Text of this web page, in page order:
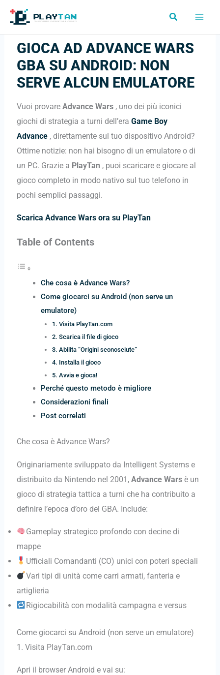
contenuto
Cerca
GIOCA AD ADVANCE WARS
GBA SU ANDROID: NON
SERVE ALCUN EMULATORE
Vuoi provare Advance Wars, uno dei più iconici
giochi di strategia a turni dell’era Game Boy
Advance, direttamente sul tuo dispositivo Android?
Ottime notizie: non hai bisogno di un emulatore o di
un PC. Grazie a PlayTan , puoi scaricare e giocare al
gioco completo in modo nativo sul tuo telefono in
pochi semplici passaggi.
Scarica Advance Wars ora su PlayTan
Table of Contents
Che cosa è Advance Wars?
Come giocarci su Android (non serve un
emulatore)
1. Visita PlayTan.com
2. Scarica il file di gioco
3. Abilita “Origini sconosciute”
4. Installa il gioco
5. Avvia e gioca!
Perché questo metodo è migliore
Considerazioni finali
Post correlati
Che cosa è Advance Wars?
Originariamente sviluppato da Intelligent Systems e
distribuito da Nintendo nel 2001, Advance Warsè un
gioco di strategia tattica a turni che ha contribuito a
definire l’epoca d’oro del GBA. Include:
Gameplay strategico profondo con decine di
mappe
Ufficiali Comandanti (CO) unici con poteri speciali
Vari tipi di unità come carri armati, fanteria e
artiglieria
Rigiocabilità con modalità campagna e versus
Come giocarci su Android (non serve un emulatore)
1. Visita PlayTan.com
Apri il browser Android e vai su: